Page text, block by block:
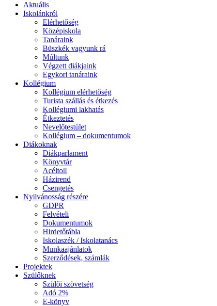
Aktuális
Iskolánkról
Elérhetőség
Középiskola
Tanáraink
Büszkék vagyunk rá
Múltunk
Végzett diákjaink
Egykori tanáraink
Kollégium
Kollégium elérhetőség
Turista szállás és étkezés
Kollégiumi lakhatás
Étkeztetés
Nevelőtestület
Kollégium – dokumentumok
Diákoknak
Diákparlament
Könyvtár
Acéltoll
Házirend
Csengetés
Nyilvánosság részére
GDPR
Felvételi
Dokumentumok
Hirdetőtábla
Iskolaszék / Iskolatanács
Munkaajánlatok
Szerződések, számlák
Projektek
Szülőknek
Szülői szövetség
Adó 2%
E-könyv